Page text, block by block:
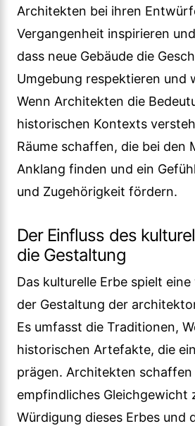
Architekten bei ihren
Vergangenheit inspirieren
dass neue Gebäude die
Umgebung respektieren und
Wenn Architekten die
historischen Kontexts
Räume schaffen, die bei den
Anklang finden und ein
und Zugehörigkeit fördern.
Der Einfluss des
die Gestaltung
Das kulturelle Erbe spielt
der Gestaltung der
Es umfasst die Traditionen,
historischen Artefakte, die
prägen. Architekten
empfindliches Gleichgewicht
Würdigung dieses Erbes und